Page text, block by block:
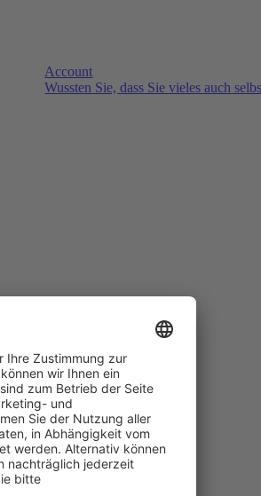
Account
Wussten Sie, dass Sie vieles auch